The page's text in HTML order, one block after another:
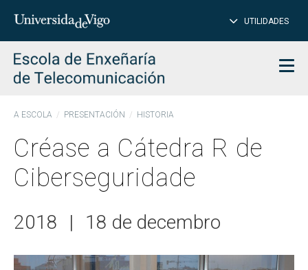
Introduce
para
buscar
UTILIDADES
A ESCOLA PRESENTACIÓN HISTORIA
Créase a Cátedra R de
Ciberseguridade
2018 | 18 de decembro